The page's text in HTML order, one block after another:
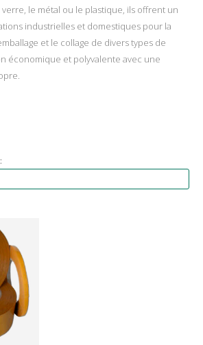
le métal ou le plastique, ils offrent un
industrielles et domestiques pour la
et le collage de divers types de
économique et polyvalente avec une